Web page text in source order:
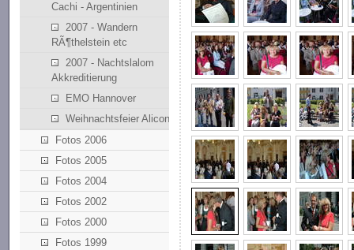
Cachi - Argentinien
2007 - Wandern
RÃ¶thelstein etc
2007 - Nachtslalom
Akkreditierung
EMO Hannover
Weihnachtsfeier Alicona
Fotos 2006
Fotos 2005
Fotos 2004
Fotos 2002
Fotos 2000
Fotos 1999